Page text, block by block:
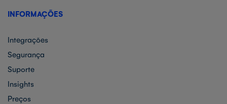
INFORMAÇÕES
Integrações
Segurança
Suporte
Insights
Preços